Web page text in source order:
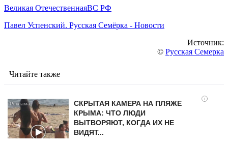
Великая ОтечественнаяВС РФ
Павел Успенский. Русская Семёрка - Новости
Источник:
© Русская Семерка
Читайте также
i
СКРЫТАЯ КАМЕРА НА ПЛЯЖЕ
КРЫМА: ЧТО ЛЮДИ
ВЫТВОРЯЮТ, КОГДА ИХ НЕ
ВИДЯТ...